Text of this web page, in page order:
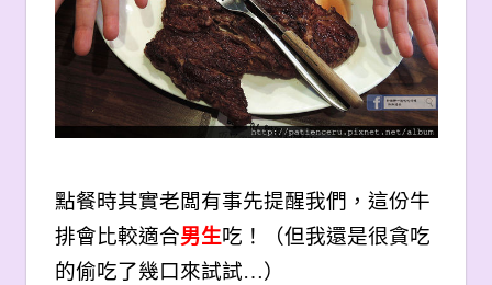
點餐時其實老闆有事先提醒我們，這份牛
排會比較適合男生吃！
（但我還是很貪吃
的偷吃了幾口來試試…）